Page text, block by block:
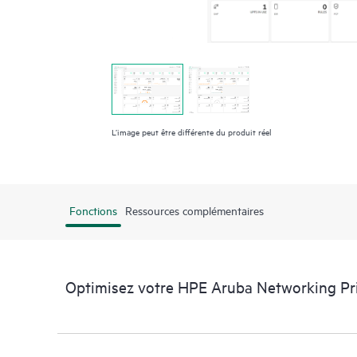
L’image peut être différente du produit réel
Fonctions Ressources complémentaires
Optimisez votre HPE Aruba Networking